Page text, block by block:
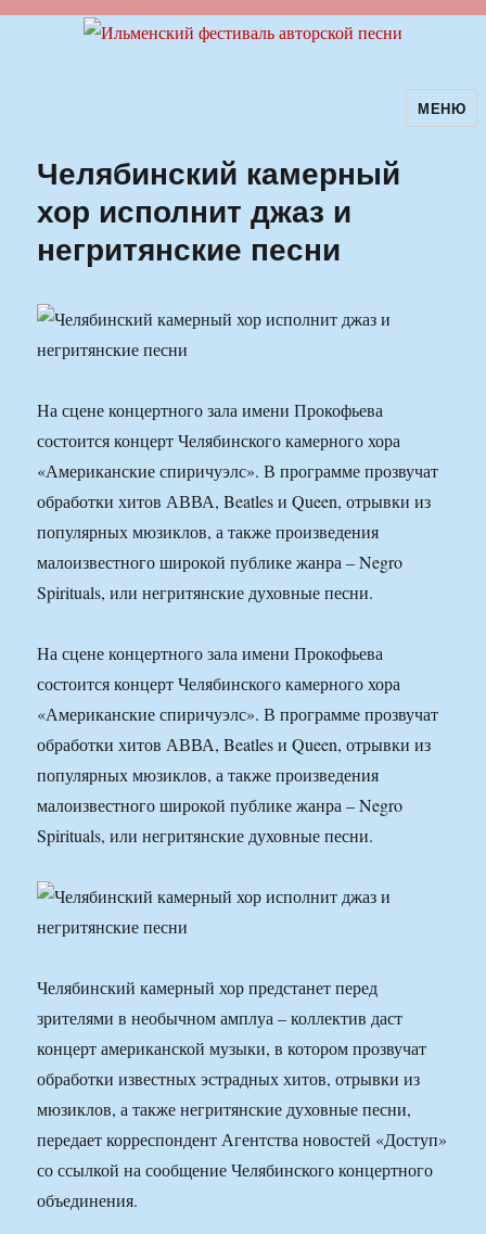
Ильменский фестиваль авторскойМЕНЮ
Челябинский камерный
хор исполнит джаз и
негритянские песни
На сцене концертного зала имени Прокофьева
состоится концерт Челябинского камерного хора
«Американские спиричуэлс». В программе прозвучат
обработки хитов АВВА, Beatles и Queen, отрывки из
популярных мюзиклов, а также произведения
малоизвестного широкой публике жанра – Negro
Spirituals, или негритянские духовные песни.
На сцене концертного зала имени Прокофьева
состоится концерт Челябинского камерного хора
«Американские спиричуэлс». В программе прозвучат
обработки хитов АВВА, Beatles и Queen, отрывки из
популярных мюзиклов, а также произведения
малоизвестного широкой публике жанра – Negro
Spirituals, или негритянские духовные песни.
Челябинский камерный хор предстанет перед
зрителями в необычном амплуа – коллектив даст
концерт американской музыки, в котором прозвучат
обработки известных эстрадных хитов, отрывки из
мюзиклов, а также негритянские духовные песни,
передает корреспондент Агентства новостей «Доступ»
со ссылкой на сообщение Челябинского концертного
объединения.